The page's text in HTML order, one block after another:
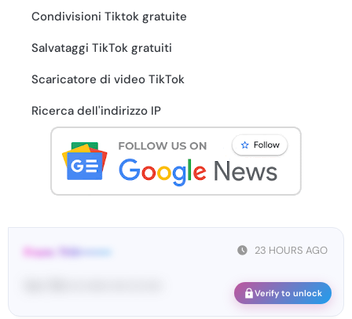
Condivisioni Tiktok gratuite
Salvataggi TikTok gratuiti
Scaricatore di video TikTok
Ricerca dell'indirizzo IP
23 HOURS AGO
From: THX••••••••
Verify to unlock